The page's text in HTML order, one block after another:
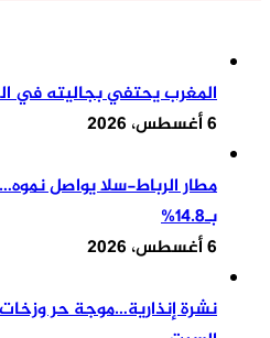
المغرب يحتفي بجاليته في
6 أغسطس، 2026
مطار الرباط-سلا يواصل
بـ14.8%
6 أغسطس، 2026
نشرة إنذارية…موجة حر